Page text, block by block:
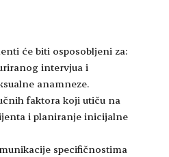
će biti osposobljeni za:
intervjua i
anamneze.
faktora koji utiču na
i planiranje inicijalne
specifičnostima